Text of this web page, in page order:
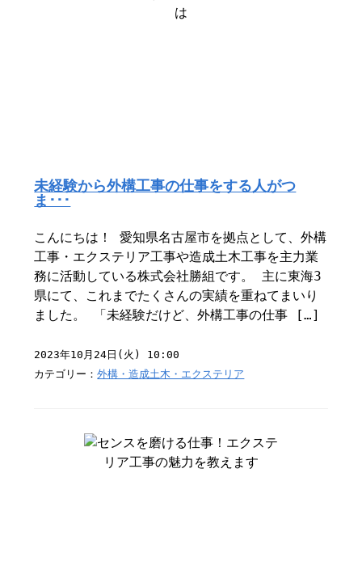
未経験から外構工事の仕事をする人がつ
ま･･･
こんにちは！ 愛知県名古屋市を拠点として、外構
工事・エクステリア工事や造成土木工事を主力業
務に活動している株式会社勝組です。 主に東海3
県にて、これまでたくさんの実績を重ねてまいり
ました。 「未経験だけど、外構工事の仕事 […]
2023年10月24日(火) 10:00
カテゴリー：外構・造成土木・エクステリア